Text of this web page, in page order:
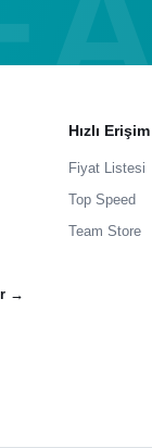
→
Hızlı Erişim
Fiyat Listesi
Top Speed
Team Store